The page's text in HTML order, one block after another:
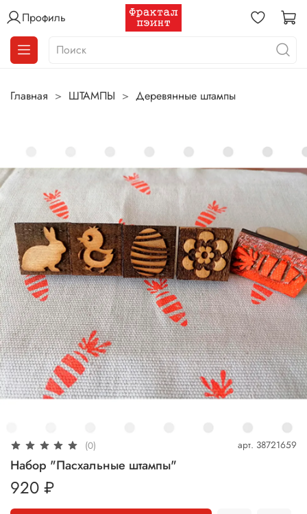
Профиль
Главная ШТАМПЫ Деревянные штампы
(0) арт. 38721659
Набор "Пасхальные штампы"
920 ₽